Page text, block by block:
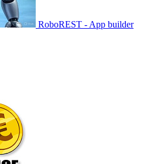
RoboREST - App builder